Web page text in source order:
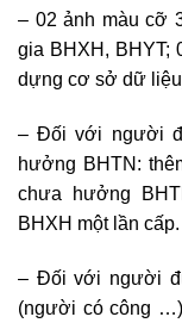
– 02 ảnh màu cỡ
gia BHXH, BHYT;
dựng cơ sở dữ
– Đối với người
hưởng BHTN:
chưa hưởng
BHXH một lần cấp.
– Đối với người
(người có công